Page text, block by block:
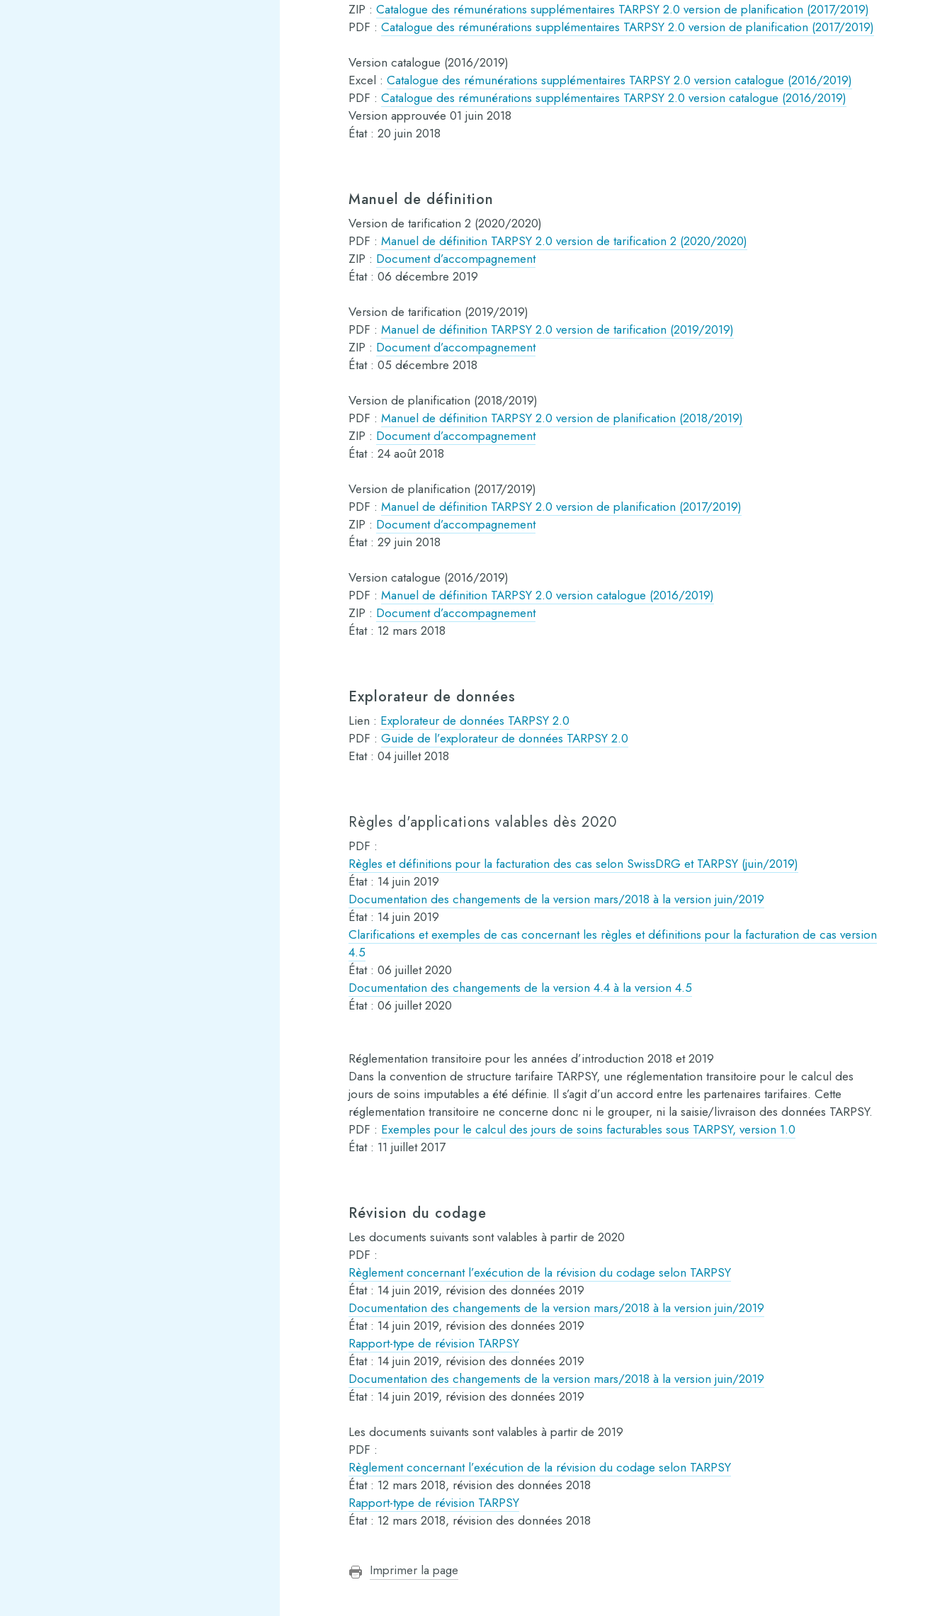
ZIP : Catalogue des rémunérations supplémentaires TARPSY 2.0 version de planification (2017/2019)
PDF : Catalogue des rémunérations supplémentaires TARPSY 2.0 version de planification (2017/2019)
Version catalogue (2016/2019)
Excel : Catalogue des rémunérations supplémentaires TARPSY 2.0 version catalogue (2016/2019)
PDF : Catalogue des rémunérations supplémentaires TARPSY 2.0 version catalogue (2016/2019)
Version approuvée 01 juin 2018
État : 20 juin 2018
Manuel de définition
Version de tarification 2 (2020/2020)
PDF : Manuel de définition TARPSY 2.0 version de tarification 2 (2020/2020)
ZIP : Document d’accompagnement
État : 06 décembre 2019
Version de tarification (2019/2019)
PDF : Manuel de définition TARPSY 2.0 version de tarification (2019/2019)
ZIP : Document d’accompagnement
État : 05 décembre 2018
Version de planification (2018/2019)
PDF : Manuel de définition TARPSY 2.0 version de planification (2018/2019)
ZIP : Document d’accompagnement
État : 24 août 2018
Version de planification (2017/2019)
PDF : Manuel de définition TARPSY 2.0 version de planification (2017/2019)
ZIP : Document d’accompagnement
État : 29 juin 2018
Version catalogue (2016/2019)
PDF : Manuel de définition TARPSY 2.0 version catalogue (2016/2019)
ZIP : Document d’accompagnement
État : 12 mars 2018
Explorateur de données
Lien : Explorateur de données TARPSY 2.0
PDF : Guide de l’explorateur de données TARPSY 2.0
Etat : 04 juillet 2018
Règles d'applications valables dès 2020
PDF :
Règles et définitions pour la facturation des cas selon SwissDRG et TARPSY (juin/2019)
État : 14 juin 2019
Documentation des changements de la version mars/2018 à la version juin/2019
État : 14 juin 2019
Clarifications et exemples de cas concernant les règles et définitions pour la facturation de cas version
4.5
État : 06 juillet 2020
Documentation des changements de la version 4.4 à la version 4.5
État : 06 juillet 2020
Réglementation transitoire pour les années d’introduction 2018 et 2019
Dans la convention de structure tarifaire TARPSY, une réglementation transitoire pour le calcul des
jours de soins imputables a été définie. Il s’agit d’un accord entre les partenaires tarifaires. Cette
réglementation transitoire ne concerne donc ni le grouper, ni la saisie/livraison des données TARPSY.
PDF : Exemples pour le calcul des jours de soins facturables sous TARPSY, version 1.0
État : 11 juillet 2017
Révision du codage
Les documents suivants sont valables à partir de 2020
PDF :
Règlement concernant l’exécution de la révision du codage selon TARPSY
État : 14 juin 2019, révision des données 2019
Documentation des changements de la version mars/2018 à la version juin/2019
État : 14 juin 2019, révision des données 2019
Rapport-type de révision TARPSY
État : 14 juin 2019, révision des données 2019
Documentation des changements de la version mars/2018 à la version juin/2019
État : 14 juin 2019, révision des données 2019
Les documents suivants sont valables à partir de 2019
PDF :
Règlement concernant l’exécution de la révision du codage selon TARPSY
État : 12 mars 2018, révision des données 2018
Rapport-type de révision TARPSY
État : 12 mars 2018, révision des données 2018
Imprimer la page